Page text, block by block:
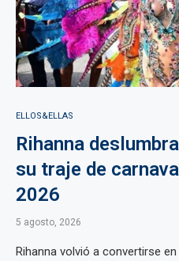
ELLOS&ELLAS
Rihanna
su traje de
2026
5 agosto, 2026
Rihanna volvió a convertirse